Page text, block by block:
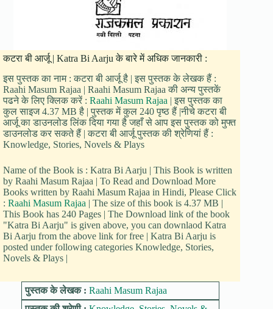
कटरा बी आर्जू | Katra Bi Aarju के बारे में अधिक जानकारी :
इस पुस्तक का नाम : कटरा बी आर्जू है | इस पुस्तक के लेखक हैं :
Raahi Masum Rajaa | Raahi Masum Rajaa की अन्य पुस्तकें
पढने के लिए क्लिक करें : Raahi Masum Rajaa | इस पुस्तक का
कुल साइज 4.37 MB है | पुस्तक में कुल 240 पृष्ठ हैं |नीचे कटरा बी
आर्जू का डाउनलोड लिंक दिया गया है जहाँ से आप इस पुस्तक को मुफ्त
डाउनलोड कर सकते हैं | कटरा बी आर्जू पुस्तक की श्रेणियां हैं :
Knowledge, Stories, Novels & Plays
Name of the Book is : Katra Bi Aarju | This Book is written
by Raahi Masum Rajaa | To Read and Download More
Books written by Raahi Masum Rajaa in Hindi, Please Click
: Raahi Masum Rajaa | The size of this book is 4.37 MB |
This Book has 240 Pages | The Download link of the book
"Katra Bi Aarju" is given above, you can downlaod Katra
Bi Aarju from the above link for free | Katra Bi Aarju is
posted under following categories Knowledge, Stories,
Novels & Plays |
पुस्तक के लेखक : Raahi Masum Rajaa